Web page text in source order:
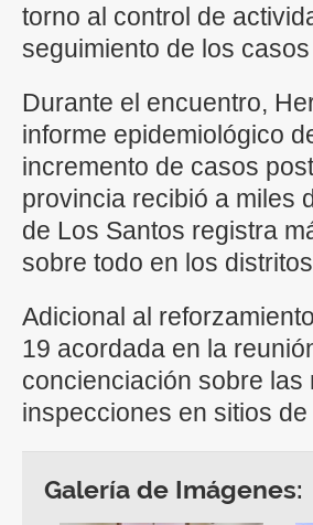
torno al control de
seguimiento de los
Durante el encuentro,
informe epidemiológico
incremento de casos
provincia recibió a miles
de Los Santos registra
sobre todo en los
Adicional al
19 acordada en la
concienciación sobre
inspecciones en sitios
Galería de Imágenes: